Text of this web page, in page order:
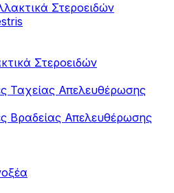
Στεροειδών
Στεροειδών
Ταχείας Απελευθέρωσης
Βραδείας Απελευθέρωσης